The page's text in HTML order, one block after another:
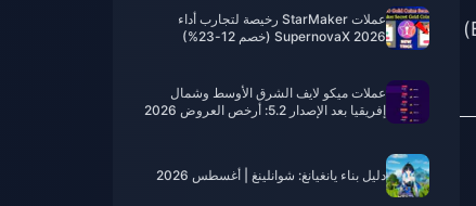
. القيمة تأتي من اللعب، وليس من الدفع. إذا كنت ترغب في إنفاق "الأصداء" (Echoes)
عملات StarMaker رخيصة لتجارب أداء
SupernovaX 2026 (خصم 12-23%)
عملات ميكو لايف الشرق الأوسط وشمال
إفريقيا بعد الإصدار 5.2: أرخص العروض 2026
دليل بناء يانغيانغ: شوانلينغ | أغسطس 2026